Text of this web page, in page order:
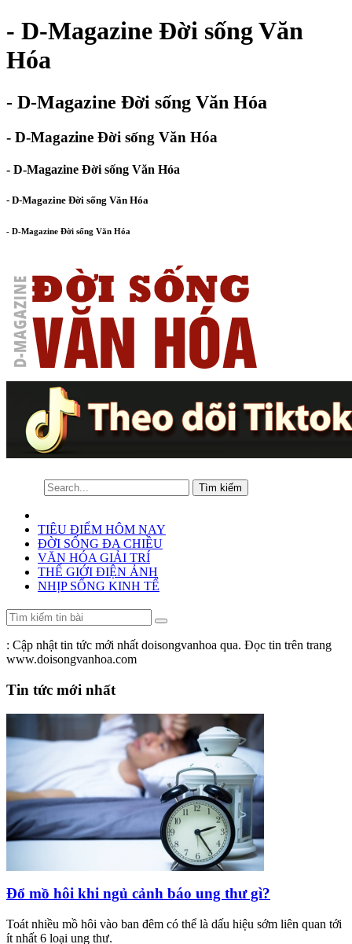
- D-Magazine Đời sống Văn
Hóa
- D-Magazine Đời sống Văn Hóa
- D-Magazine Đời sống Văn Hóa
- D-Magazine Đời sống Văn Hóa
- D-Magazine Đời sống Văn Hóa
- D-Magazine Đời sống Văn Hóa
TIÊU ĐIỂM HÔM NAY
ĐỜI SỐNG ĐA CHIỀU
VĂN HÓA GIẢI TRÍ
THẾ GIỚI ĐIỆN ẢNH
NHỊP SỐNG KINH TẾ
: Cập nhật tin tức mới nhất doisongvanhoa qua. Đọc tin trên trang
www.doisongvanhoa.com
Tin tức mới nhất
Đổ mồ hôi khi ngủ cảnh báo ung thư gì?
Toát nhiều mồ hôi vào ban đêm có thể là dấu hiệu sớm liên quan tới
ít nhất 6 loại ung thư.